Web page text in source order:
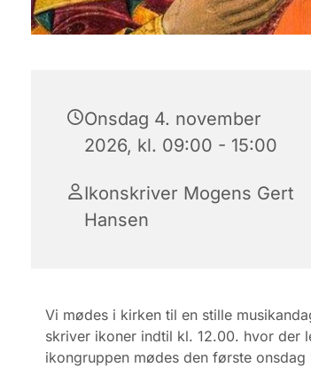
Onsdag 4. november
2026, kl. 09:00 - 15:00
Ikonskriver Mogens Gert
Hansen
Vi mødes i kirken til en stille
skriver ikoner indtil kl. 12.00. hvor der
ikongruppen mødes den første onsdag